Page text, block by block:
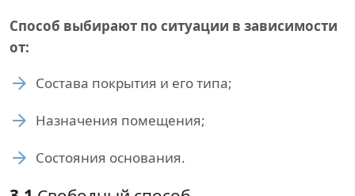
Способ выбирают по ситуации в зависимости
от:
Состава покрытия и его типа;
Назначения помещения;
Состояния основания.